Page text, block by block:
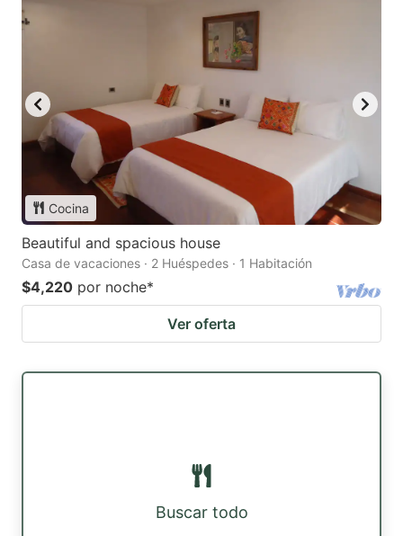
Cocina
Beautiful and spacious house
Casa de vacaciones · 2 Huéspedes · 1 Habitación
$4,220 por noche*
Ver oferta
Buscar todo